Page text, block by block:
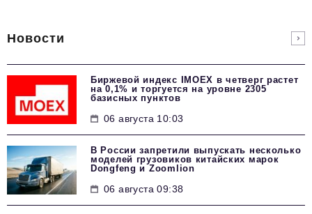
Новости
Биржевой индекс IMOEX в четверг растет
на 0,1% и торгуется на уровне 2305
базисных пунктов
06 августа 10:03
В России запретили выпускать несколько
моделей грузовиков китайских марок
Dongfeng и Zoomlion
06 августа 09:38